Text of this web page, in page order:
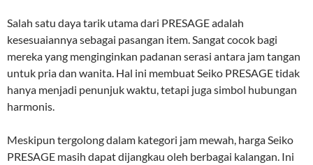
Salah satu daya tarik utama dari PRESAGE adalah
kesesuaiannya sebagai pasangan item. Sangat cocok bagi
mereka yang menginginkan padanan serasi antara jam tangan
untuk pria dan wanita. Hal ini membuat Seiko PRESAGE tidak
hanya menjadi penunjuk waktu, tetapi juga simbol hubungan
harmonis.
Meskipun tergolong dalam kategori jam mewah, harga Seiko
PRESAGE masih dapat dijangkau oleh berbagai kalangan. Ini